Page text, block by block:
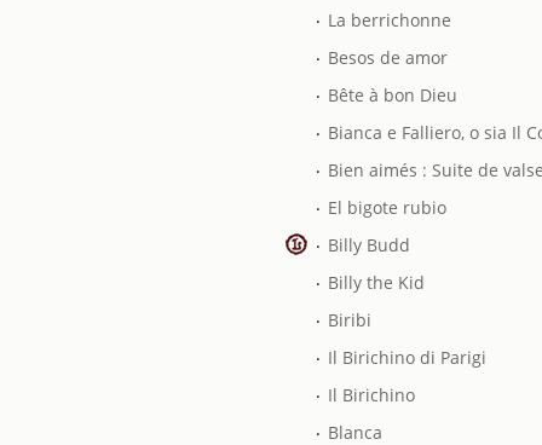
. La berrichonne
. Besos de amor
. Bête à bon Dieu
. Bianca e Falliero, o sia Il
. Bien aimés : Suite de
. El bigote rubio
. Billy Budd
. Billy the Kid
. Biribi
. Il Birichino di Parigi
. Il Birichino
. Blanca